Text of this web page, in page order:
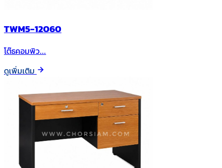
TWM5-12060
โต๊ธคอมพิว…
ดูเพิ่มเติม